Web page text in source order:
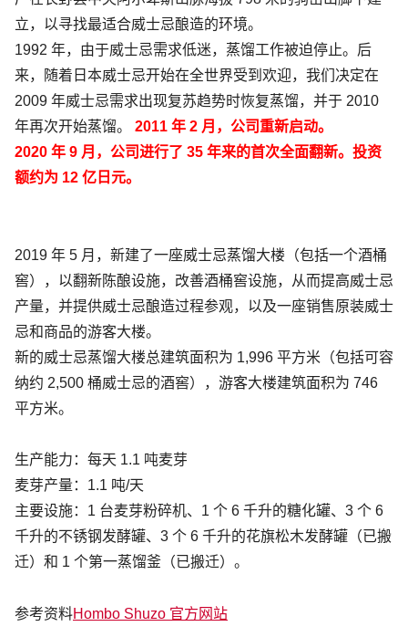
立，以寻找最适合威士忌酿造的环境。
1992 年，由于威士忌需求低迷，蒸馏工作被迫停止。后
来，随着日本威士忌开始在全世界受到欢迎，我们决定在
2009 年威士忌需求出现复苏趋势时恢复蒸馏，并于 2010
年再次开始蒸馏。
2011 年 2 月，公司重新启动。
2020 年 9 月，公司进行了 35 年来的首次全面翻新。投资
额约为 12 亿日元。
2019 年 5 月，新建了一座威士忌蒸馏大楼（包括一个酒桶
窖），以翻新陈酿设施，改善酒桶窖设施，从而提高威士忌
产量，并提供威士忌酿造过程参观，以及一座销售原装威士
忌和商品的游客大楼。
新的威士忌蒸馏大楼总建筑面积为 1,996 平方米（包括可容
纳约 2,500 桶威士忌的酒窖），游客大楼建筑面积为 746
平方米。
生产能力：每天 1.1 吨麦芽
麦芽产量：1.1 吨/天
主要设施：1 台麦芽粉碎机、1 个 6 千升的糖化罐、3 个 6
千升的不锈钢发酵罐、3 个 6 千升的花旗松木发酵罐（已搬
迁）和 1 个第一蒸馏釜（已搬迁）。
参考资料Hombo Shuzo 官方网站